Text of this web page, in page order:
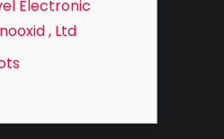
Electronic
, Ltd